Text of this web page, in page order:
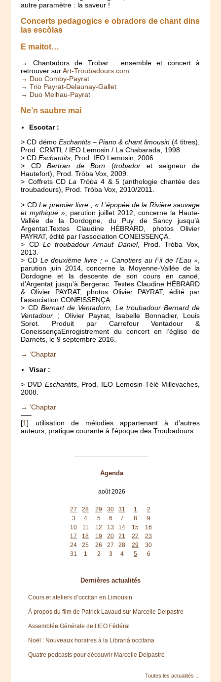
autre paramètre : la saveur !
Concerts pedagogics e obradors de chant dins
las escòlas
E maitot…
→ Chantadors de Trobar : ensemble et concert à
retrouver surArt-Troubadours.com
→ Duo Comby-Payrat
→ Trio Payrat-Delaunay-Gallet
→ Duo Melhau-Payrat
Ne’n saubre mai
Escotar :
> CD démo Eschantits – Piano & chant limousin (4 titres),
Prod. CRMTL / IEO Lemosin / La Chabarada, 1998.
> CDEschantits, Prod. IEO Lemosin, 2006.
> CDBertran de Born (trobadoret seigneur de
Hautefort), Prod. Tròba Vox, 2009.
> Coffrets CD La Tròba 4 & 5 (anthologie chantée des
troubadours), Prod. Tròba Vox, 2010/2011.
> CDLe premier livre ; « L’épopée de la Rivière sauvage
et mythique » , parution juillet 2012, concerne la Haute-
Vallée de la Dordogne, du Puy de Sancy jusqu’à
Argentat.Textes Claudine HÉBRARD, photos Olivier
PAYRAT, édité par l’association CONEISSENÇA.
> CD Le troubadour Arnaut Daniel, Prod. Tròba Vox,
2013.
> CD Le deuxième livre ; « Canotiers au Fil de l’Eau »
parution juin 2014, concerne la Moyenne-Vallée de la
Dordogne et la descente de son cours en canoë,
d’Argentat jusqu’à Bergerac. Textes Claudine HÉBRARD
& Olivier PAYRAT, photos Olivier PAYRAT, édité par
l’association CONEISSENÇA.
> CD Bernart de Ventadorn, Le troubadour Bernard de
Ventadour ; Olivier Payrat, Isabelle Bonnadier, Louis
Soret. Produit par Carrefour Ventadour &
ConeissençaEnregistrement du concert en l’église de
Darnets, le 9 septembre 2016.
→ ’Chaptar
Visar :
> DVD Eschantits, Prod. IEO Lemosin-Télé Millevaches,
2008.
→ ’Chaptar
—–
[1] utilisation de mélodies appartenant à d’autres
auteurs, pratique courante à l’époque des Troubadours
Agenda
août 2026
27
28 29 30 31 1
2
3
4 5 6 7 8
9
10
11 12 13 14 15
16
17
18 19 20 21 22
23
24
25 26 27 28 29
30
31
1 2 3 4 5 6
Dernières actualités
Cours et ateliers d’occitan en Limousin
À propos du film de Patrick Lavaud sur Marcelle Delpastre
Assemblée Générale de l’IEO Fédéral
Noël : Nouveaux horaires à la Librariá occitana
Quatre podcasts pour découvrir Marcelle Delpastre
Toutes les actualités ...